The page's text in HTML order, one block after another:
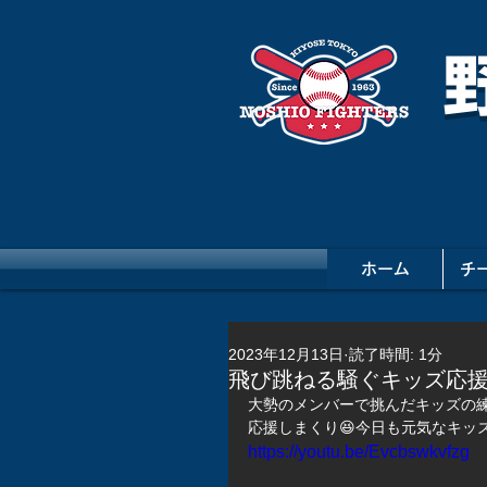
ホーム チ
飛び跳ねる騒ぐキッズ応
2023年12月13日 読了時間: 1分
大勢のメンバーで挑んだキッズ
応援しまくり😆今日も元気なキッ
https://youtu.be/Evcbswkvfzg